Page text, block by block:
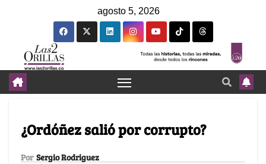
agosto 5, 2026
¿Ordóñez salió por corrupto?
Por Sergio Rodriguez